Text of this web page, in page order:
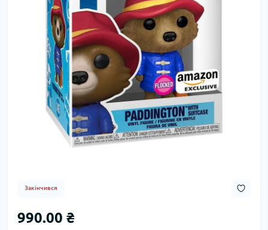
Закінчився
990.00 ₴